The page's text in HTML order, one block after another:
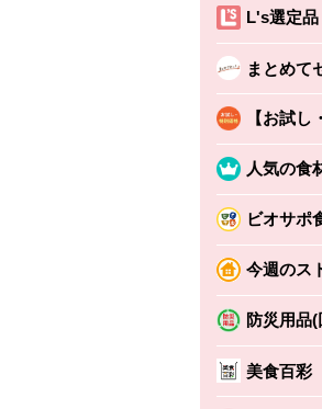
L's選定品
まとめて
【お試し
人気の食
ビオサポ
今週のス
防災用品
美食百彩
ちょこっと揚げ（香
えびの風味がぶわっ！
かごへ
バ